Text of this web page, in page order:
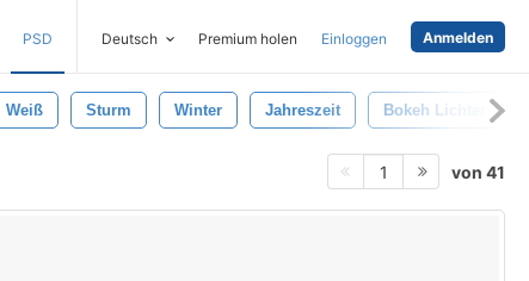
PSD Deutsch Premium holen Einloggen Anmelden
Weiß Sturm Winter Jahreszeit Bokeh Lichter
1 von 41